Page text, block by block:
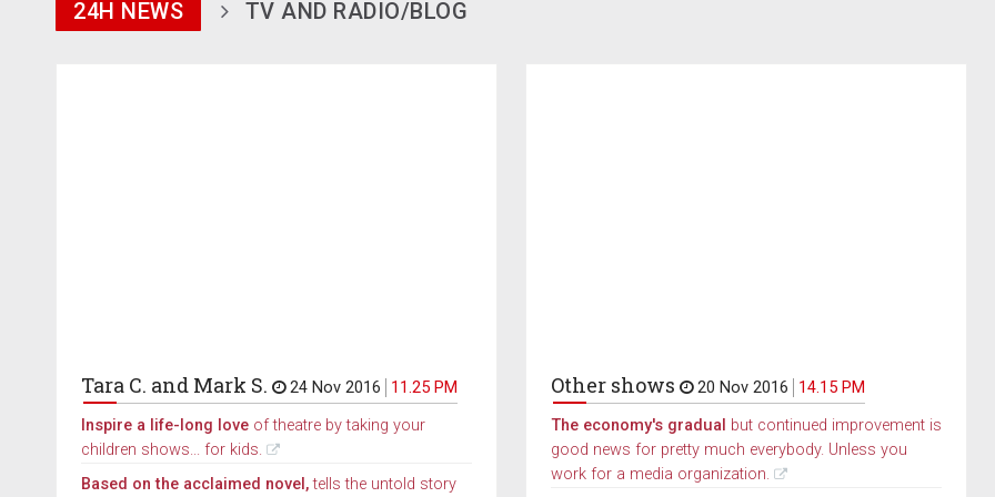
24H NEWS TV AND RADIO/BLOG
Tara C. and Mark S. 24 Nov 2016
11.25 PM
Inspire a life-long love of theatre by taking your
children shows... for kids.
Based on the acclaimed novel,tells the untold story
Other shows 20 Nov 2016
14.15 PM
The economy's gradual but continued improvement is
good news for pretty much everybody. Unless you
work for a media organization.